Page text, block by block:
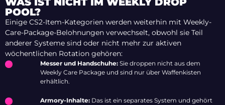
POOL?
Einige CS2-Item-Kategorien werden weiterhin mit Weekly-
Care-Package-Belohnungen verwechselt, obwohl sie Teil
anderer Systeme sind oder nicht mehr zur aktiven
wöchentlichen Rotation gehören:
Messer und Handschuhe: Sie droppen nicht aus dem
Weekly Care Package und sind nur über Waffenkisten
erhältlich.
Armory-Inhalte: Das ist ein separates System und gehört